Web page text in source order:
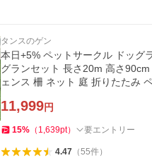
タンスのゲン
本日+5% ペットサークル ドッグ
グランセット 長さ20m 高さ90cm
ェンス 柵 ネット 庭 折りたたみ
11,999円
15% （ 1,639pt） 要エントリー
4.47（55件）